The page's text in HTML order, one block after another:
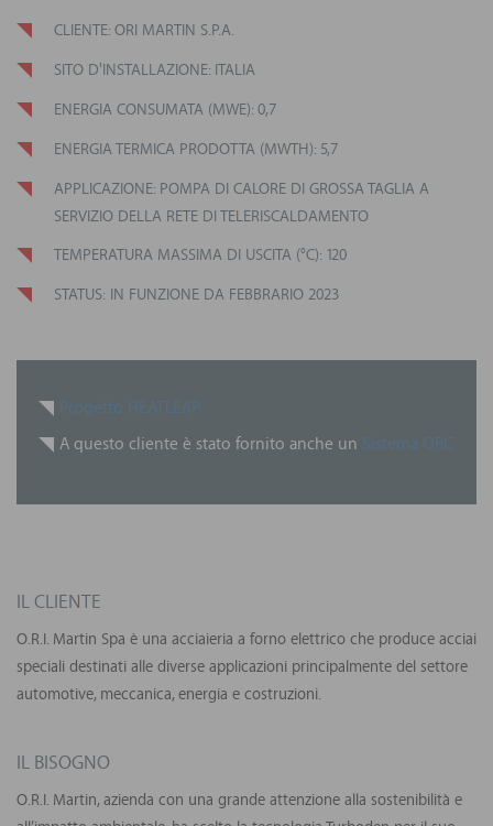
CLIENTE: ORI MARTIN S.P.A.
SITO D'INSTALLAZIONE: ITALIA
ENERGIA CONSUMATA (MWE): 0,7
ENERGIA TERMICA PRODOTTA (MWTH): 5,7
APPLICAZIONE: POMPA DI CALORE DI GROSSA TAGLIA A
SERVIZIO DELLA RETE DI TELERISCALDAMENTO
TEMPERATURA MASSIMA DI USCITA (°C): 120
STATUS: IN FUNZIONE DA FEBBRARIO 2023
Progetto HEATLEAP
A questo cliente è stato fornito anche un Sistema ORC
IL CLIENTE
O.R.I. Martin Spa è una acciaieria a forno elettrico che produce acciai
speciali destinati alle diverse applicazioni principalmente del settore
automotive, meccanica, energia e costruzioni.
IL BISOGNO
O.R.I. Martin, azienda con una grande attenzione alla sostenibilità e